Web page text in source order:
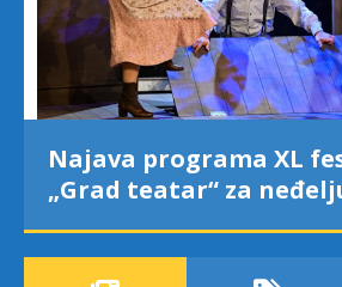
„Španska luda“ na
Teatar između